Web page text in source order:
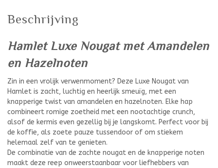
Beschrijving
Hamlet Luxe Nougat met Amandelen
en Hazelnoten
Zin in een vrolijk verwenmoment? Deze Luxe Nougat van
Hamlet is zacht, luchtig en heerlijk smeuïg, met een
knapperige twist van amandelen en hazelnoten. Elke hap
combineert romige zoetheid met een nootachtige crunch,
alsof de kermis even gezellig bij je langskomt. Perfect voor bij
de koffie, als zoete pauze tussendoor of om stiekem
helemaal zelf van te genieten.
De combinatie van de zachte nougat en de knapperige noten
maakt deze reep onweerstaanbaar voor liefhebbers van